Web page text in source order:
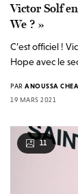
Victor Solf
We ? »
C’est officiel !
Hope avec le
PAR ANOUSSA CHEA
19 MARS 2021
11